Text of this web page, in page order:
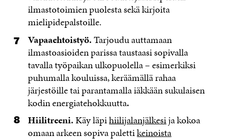
ilmastotoimien puolesta sekä kirjoita
mielipidepalstoille.
Vapaaehtoistyö.Tarjoudu auttamaan
ilmastoasioiden parissa taustaasi sopivalla
tavalla työpaikan ulkopuolella – esimerkiksi
puhumalla kouluissa, keräämällä rahaa
järjestöille tai parantamalla iäkkään sukulaisen
kodin energiatehokkuutta.
Hiilitreeni.Käy läpihiilijalanjälkesija kokoa
omaan arkeen sopiva palettikeinoista